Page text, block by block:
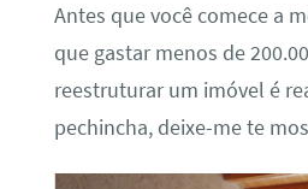
Antes que você comece a
que gastar menos de
reestruturar um imóvel é
pechincha, deixe-me te